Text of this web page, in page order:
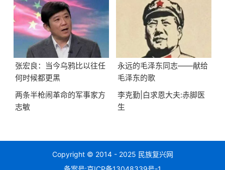
张宏良：当今乌鸦比以往任
何时候都更黑
永远的毛泽东同志——献给
毛泽东的歌
两条半枪闹革命的军事家方
志敏
李克勤|白求恩大夫:赤脚医
生
Copyright © 2014 - 2025 民族复兴网